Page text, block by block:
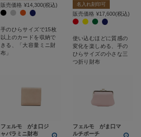
販売価格 ¥14,300 税込
手のひらサイズで15枚
以上のカードを収納で
きる、「大容量ミニ財
布」
名入れ刻印可
販売価格 ¥17,600 税込
使い込むほどに質感の
変化を楽しめる、手の
ひらサイズの小さな三
つ折り財布
フェルモ がま口ジ
ャバラミニ財布
フェルモ がま口マ
ルチポーチ